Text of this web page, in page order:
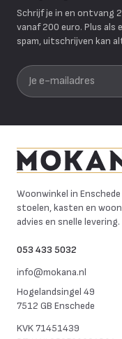
Schrijf je in en ontvang
vanaf 200 euro. Plus
spam, uitschrijven kan
Je e-mailadres
Woonwinkel in
stoelen, kasten en
advies en snelle levering.
053 433 5032
info@mokana.nl
Hogelandsingel 49
7512 GB Enschede
KVK71451439